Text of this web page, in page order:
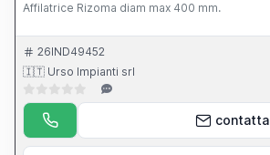
Affilatrice Rizoma diam max 400 mm.
26IND49452
🇮🇹 Urso Impianti srl
contatta